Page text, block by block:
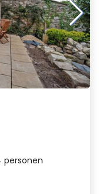
personen